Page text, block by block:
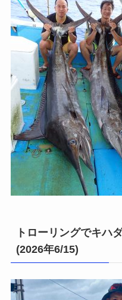
トローリングでキハ
(2026年6/15)